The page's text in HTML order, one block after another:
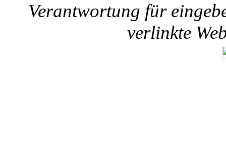
Verantwortung für
verlinkte